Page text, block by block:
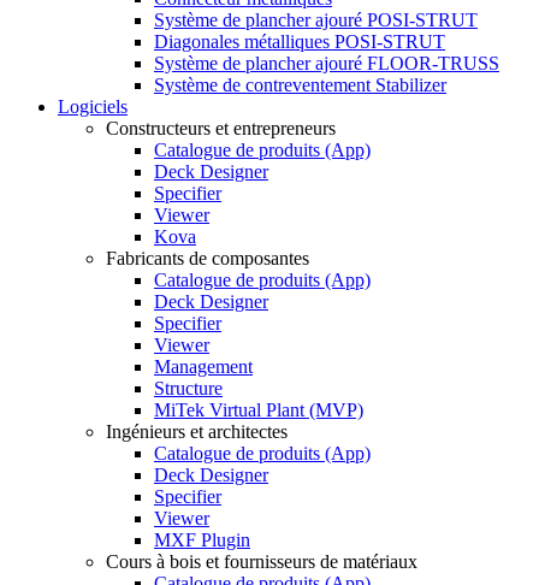
Système de plancher ajouré POSI-STRUT
Diagonales métalliques POSI-STRUT
Système de plancher ajouré FLOOR-TRUSS
Système de contreventement Stabilizer
Logiciels
Constructeurs et entrepreneurs
Catalogue de produits (App)
Deck Designer
Specifier
Viewer
Kova
Fabricants de composantes
Catalogue de produits (App)
Deck Designer
Specifier
Viewer
Management
Structure
MiTek Virtual Plant (MVP)
Ingénieurs et architectes
Catalogue de produits (App)
Deck Designer
Specifier
Viewer
MXF Plugin
Cours à bois et fournisseurs de matériaux